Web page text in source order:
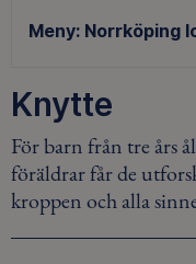
Meny: Norrköping
Knytte
För barn från tre års
föräldrar får de
kroppen och alla